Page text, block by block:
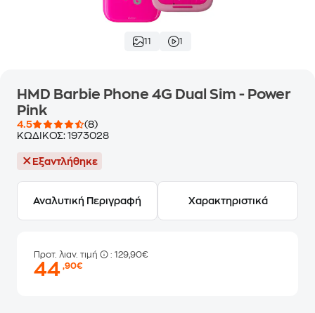
11 1
HMD Barbie Phone 4G Dual Sim - Power
Pink
4.5
(8)
ΚΩΔΙΚΟΣ: 1973028
Εξαντλήθηκε
Αναλυτική Περιγραφή Χαρακτηριστικά
Προτ. λιαν. τιμή : 129,90€
44,90€